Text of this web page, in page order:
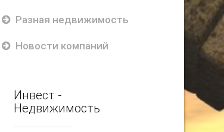
Разная недвижимость
Новости компаний
Инвест -
Недвижимость